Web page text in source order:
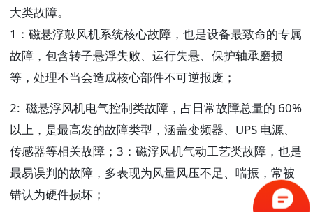
大类故障。
1： 磁悬浮鼓风机系统核心故障 ，也是设备最致命的专属
故障，包含转子悬浮失败、运行失悬、保护轴承磨损
等，处理不当会造成核心部件不可逆报废；
2: 磁悬浮风机电气控制类故障 ，占日常故障总量的 60%
以上，是最高发的故障类型，涵盖变频器、UPS 电源、
传感器等相关故障；3：磁浮风机气动工艺类故障 ，也是
最易误判的故障，多表现为风量风压不足、喘振，常被
错认为硬件损坏；